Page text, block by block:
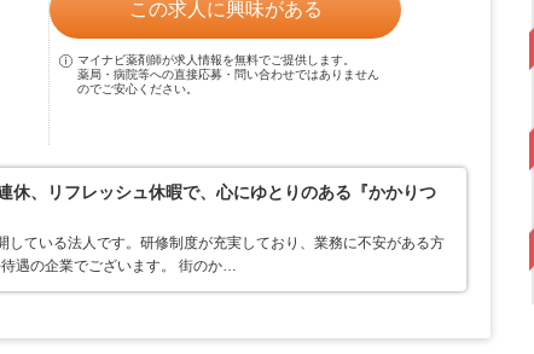
この求人に興味がある
マイナビ薬剤師が求人情報を無料でご提供します。
薬局・病院等への直接応募・問い合わせではありません
のでご安心ください。
休、リフレッシュ休暇で、心にゆとりのある『かかりつ
ている法人です。研修制度が充実しており、業務に不安がある方
遇の企業でございます。 街のか…